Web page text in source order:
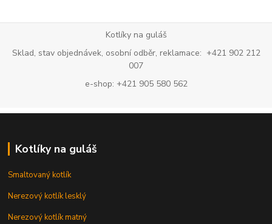
Kotlíky na guláš
Sklad, stav objednávek, osobní odběr, reklamace: +421 902 212
007
e-shop: +421 905 580 562
Kotlíky na guláš
Smaltovaný kotlík
Nerezový kotlík lesklý
Nerezový kotlík matný